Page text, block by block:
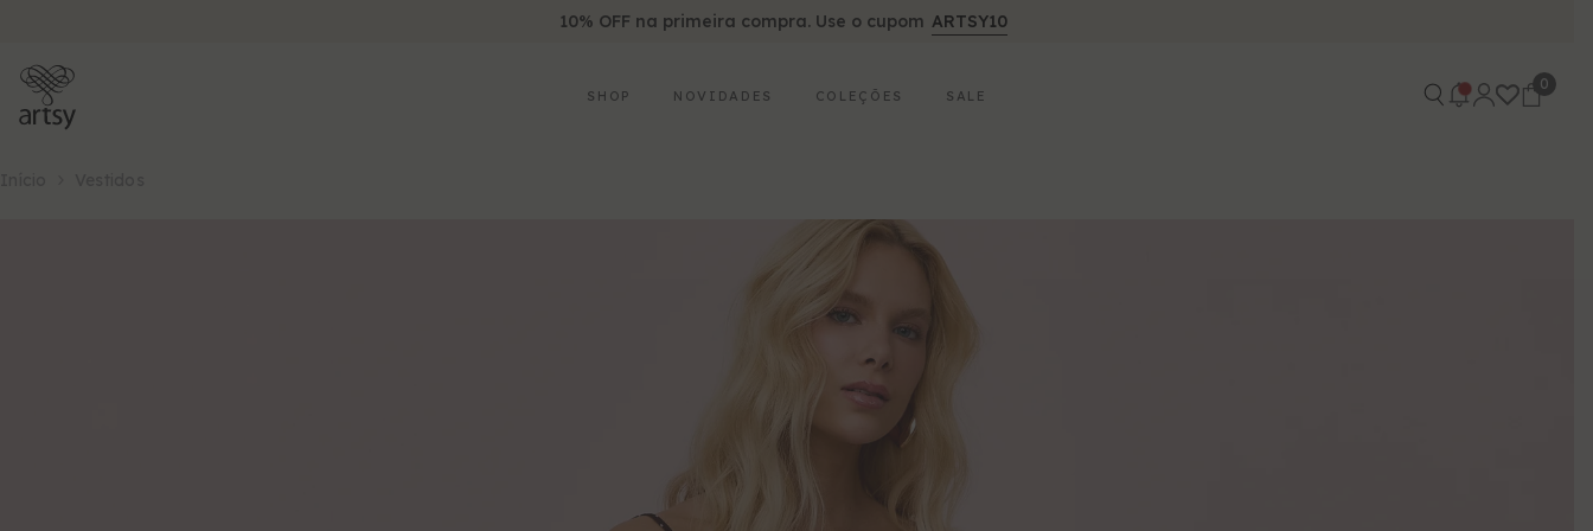
10% OFF na primeira compra. Use o cupom ARTSY10
SHOP NOVIDADES COLEÇÕES SALE
00
itens